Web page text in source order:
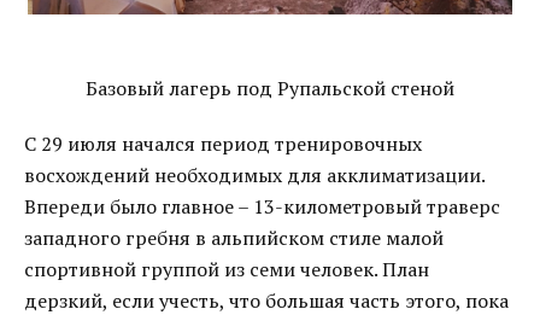
Базовый лагерь под Рупальской стеной
С 29 июля начался период тренировочных
восхождений необходимых для акклиматизации.
Впереди было главное – 13-километровый траверс
западного гребня в альпийском стиле малой
спортивной группой из семи человек. План
дерзкий, если учесть, что большая часть этого, пока